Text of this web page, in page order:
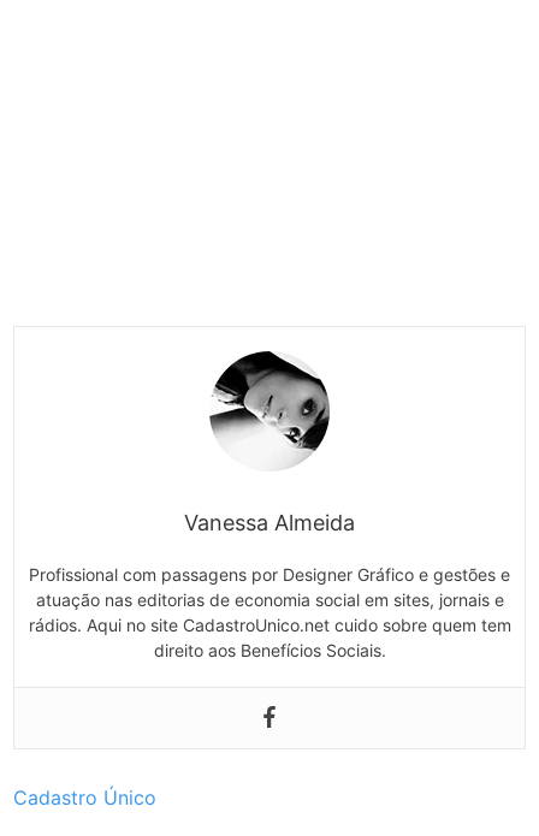
Vanessa Almeida
Profissional com passagens por Designer Gráfico e gestões e
atuação nas editorias de economia social em sites, jornais e
rádios. Aqui no site CadastroUnico.net cuido sobre quem tem
direito aos Benefícios Sociais.
Cadastro Único